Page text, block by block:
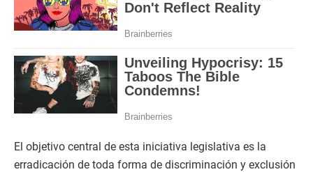
El objetivo central de esta iniciativa legislativa es la
erradicación de toda forma de discriminación y exclusión